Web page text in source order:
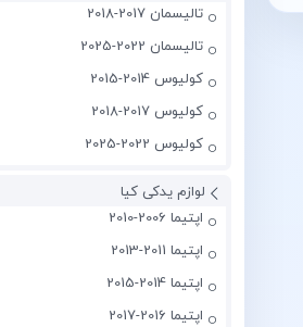
تالیسمان 2017-2018
تالیسمان 2022-2025
کولیوس 2014-2015
کولیوس 2017-2018
کولیوس 2022-2025
لوازم یدکی کیا
اپتیما 2006-2010
اپتیما 2011-2013
اپتیما 2014-2015
اپتیما 2016-2017